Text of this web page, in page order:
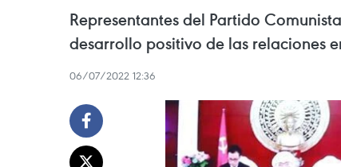
Representantes del Partido
desarrollo positivo de las relaciones
06/07/2022 12:36